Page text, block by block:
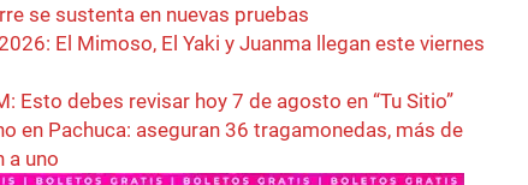
se sustenta en nuevas pruebas
El Mimoso, El Yaki y Juanma llegan este viernes
Esto debes revisar hoy 7 de agosto en “Tu Sitio”
en Pachuca: aseguran 36 tragamonedas, más de
a uno